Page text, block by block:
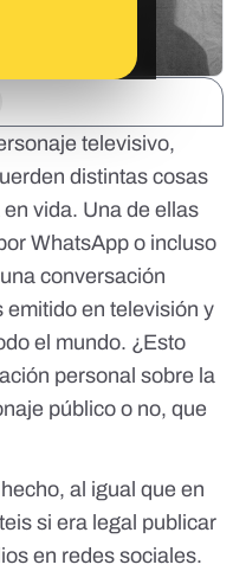
televisivo,
distintas cosas
vida. Una de ellas
WhatsApp o incluso
conversación
emitido en televisión y
el mundo. ¿Esto
personal sobre la
público o no, que
al igual que en
si era legal publicar
en redes sociales.